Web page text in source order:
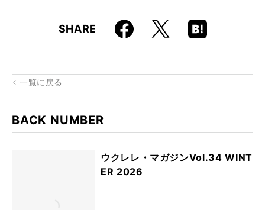
SHARE Faceboo
k
X
Hatena
Boo
一覧に戻る
BACK NUMBER
ウクレレ・マガジンVol.34 WINT
ER 2026